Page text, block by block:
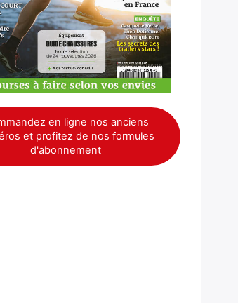
en ligne nos anciens
et profitez de nos formules
d'abonnement